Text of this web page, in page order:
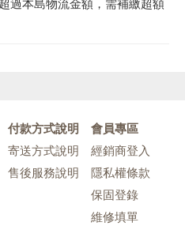
過本島物流金額，需補繳超額
付款方式說明
寄送方式說明
售後服務說明
會員專區
經銷商登入
隱私權條款
保固登錄
維修填單